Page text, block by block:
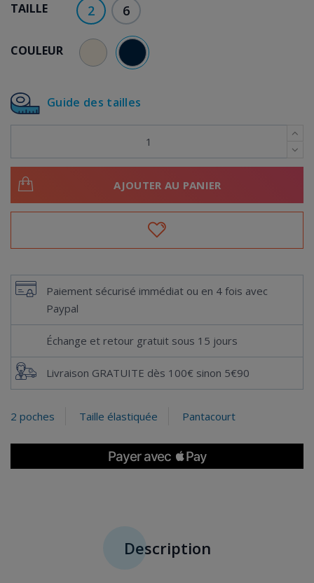
Guide des tailles
COULEUR BEIGE BLEU MARINE
TAILLE 2 6
AJOUTER AU PANIER
Paiement sécurisé immédiat ou en 4 fois avec
Paypal
Échange et retour gratuit sous 15 jours
Livraison GRATUITE dès 100€ sinon 5€90
2 poches Taille élastiquée Pantacourt
Description